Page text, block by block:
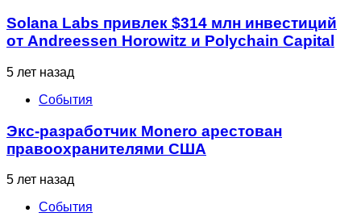
Solana Labs привлек $314 млн инвестиций
от Andreessen Horowitz и Polychain Capital
5 лет назад
События
Экс-разработчик Monero арестован
правоохранителями США
5 лет назад
События